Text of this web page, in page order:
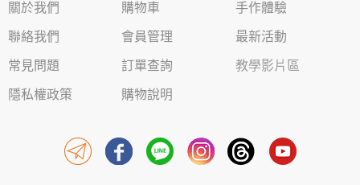
關於我們
聯絡我們
常見問題
隱私權政策
購物車
會員管理
訂單查詢
購物說明
手作體驗
最新活動
教學影片區